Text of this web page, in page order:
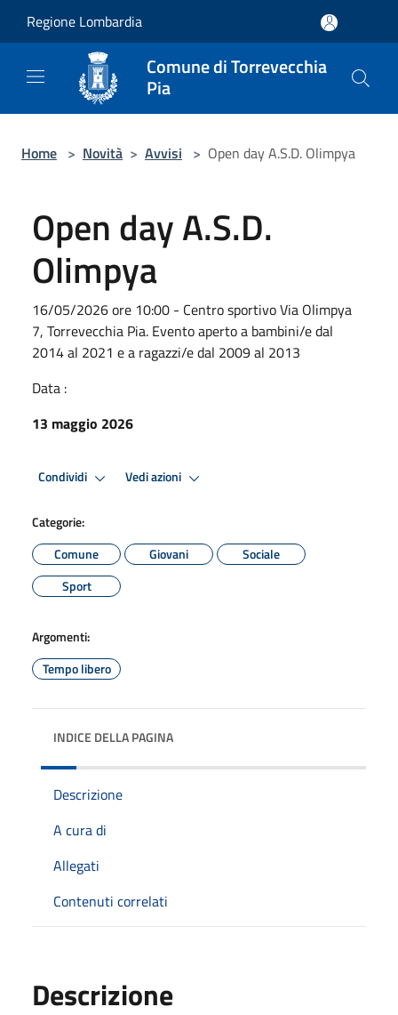
Regione Lombardia
Comune di Torrevecchia
Pia
Home > Novità > Avvisi > Open day A.S.D. Olimpya
Open day A.S.D.
Olimpya
16/05/2026 ore 10:00 - Centro sportivo Via Olimpya
7, Torrevecchia Pia. Evento aperto a bambini/e dal
2014 al 2021 e a ragazzi/e dal 2009 al 2013
Data :
13 maggio 2026
Condividi Vedi azioni
Categorie:
Comune
Giovani
Sociale
Sport
Argomenti:
Tempo libero
INDICE DELLA PAGINA
Descrizione
A cura di
Allegati
Contenuti correlati
Descrizione